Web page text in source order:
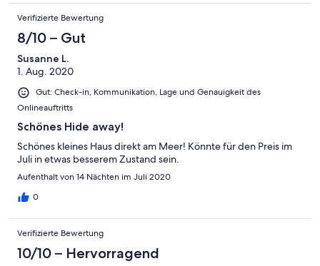
übereinstimmen. Die Vermieterin ist sehr freundlich und
hilfbereit. Wir fanden den Preis für das Haus und seine
Ausstattung schon hoch, das muß einem die wirklich tolle Lage
halt wert sein. Wir haben unseren einwöchigen Aufenthalt
jedenfalls sehr genossen.
Verifizierte Bewertung
8/10 – Gut
Susanne L.
1. Aug. 2020
Gut: Check-in, Kommunikation, Lage und Genauigkeit des
Onlineauftritts
Schönes Hide away!
Schönes kleines Haus direkt am Meer! Könnte für den Preis im
Juli in etwas besserem Zustand sein.
Aufenthalt von 14 Nächten im Juli 2020
0
Verifizierte Bewertung
10/10 – Hervorragend